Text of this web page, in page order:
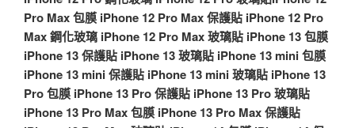
Pro Max 包膜 iPhone 12 Pro Max 保護貼 iPhone 12 Pro
Max 鋼化玻璃 iPhone 12 Pro Max 玻璃貼 iPhone 13 包膜
iPhone 13 保護貼 iPhone 13 玻璃貼 iPhone 13 mini 包膜
iPhone 13 mini 保護貼 iPhone 13 mini 玻璃貼 iPhone 13
Pro 包膜 iPhone 13 Pro 保護貼 iPhone 13 Pro 玻璃貼
iPhone 13 Pro Max 包膜 iPhone 13 Pro Max 保護貼